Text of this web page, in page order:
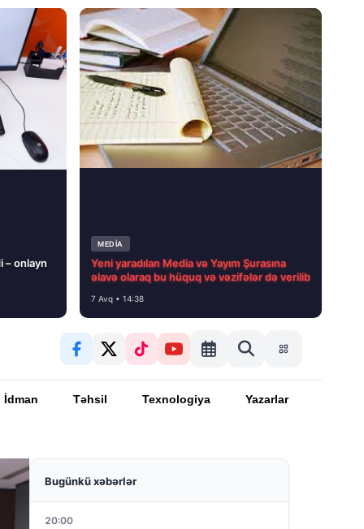
– onlayn
MEDİA
Yeni yaradılan Media və Yayım Şurasına
əlavə olaraq bu hüquq və vəzifələr də verilib
7 Avq • 14:38
İdman Təhsil Texnologiya Yazarlar
Bugünkü xəbərlər
20:00